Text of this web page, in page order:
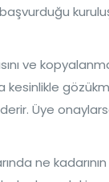
başvurduğu
ve
kesinlikle
Üye
ne